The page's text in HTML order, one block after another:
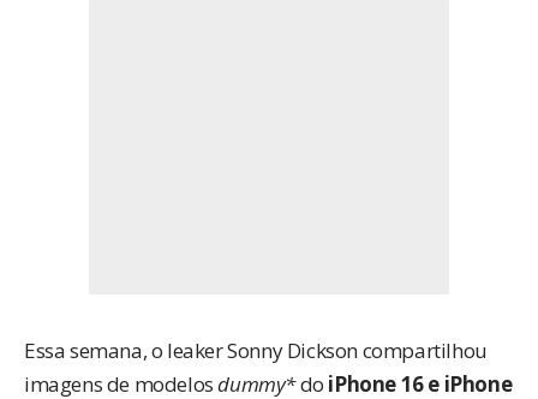
Essa semana, o leaker Sonny Dicksoncompartilhou
imagensde modelosdummy*do iPhone 16 e iPhone